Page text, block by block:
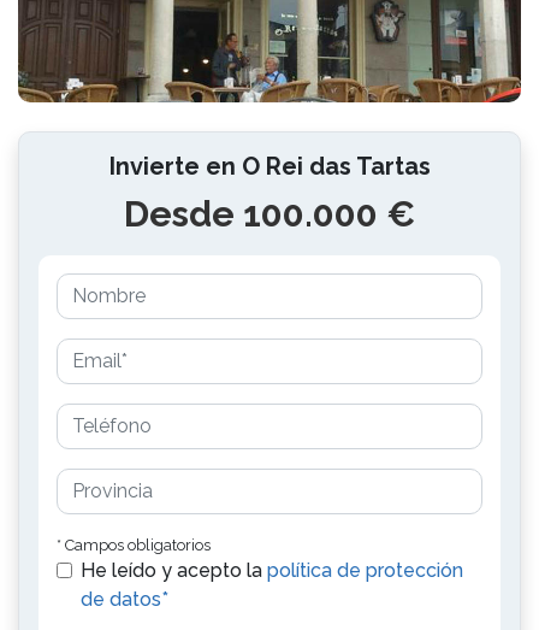
Invierte en O Rei das Tartas
Desde 100.000 €
* Campos obligatorios
He leído y acepto la política de protección
de datos*